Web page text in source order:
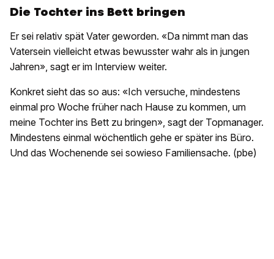
Die Tochter ins Bett bringen
Er sei relativ spät Vater geworden. «Da nimmt man das
Vatersein vielleicht etwas bewusster wahr als in jungen
Jahren», sagt er im Interview weiter.
Konkret sieht das so aus: «Ich versuche, mindestens
einmal pro Woche früher nach Hause zu kommen, um
meine Tochter ins Bett zu bringen», sagt der Topmanager.
Mindestens einmal wöchentlich gehe er später ins Büro.
Und das Wochenende sei sowieso Familiensache. (pbe)